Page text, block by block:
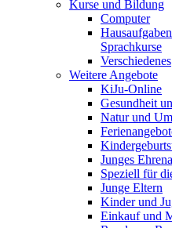
Kurse und Bildung
Computer
Sprachkurse
Verschiedenes
Weitere Angebote
KiJu-Online
Gesundheit
Natur und
Junges
Speziell für
Junge Eltern
Kinder und
Einkauf und